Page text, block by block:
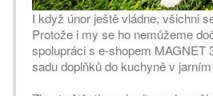
I když únor ještě vládne, všichni
Protože i my se ho nemůžeme
spolupráci s e-shopem MAGNET
sadu doplňků do kuchyně v